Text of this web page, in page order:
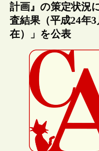
計画』の策定状況
査結果（平成24年
在）」を公表